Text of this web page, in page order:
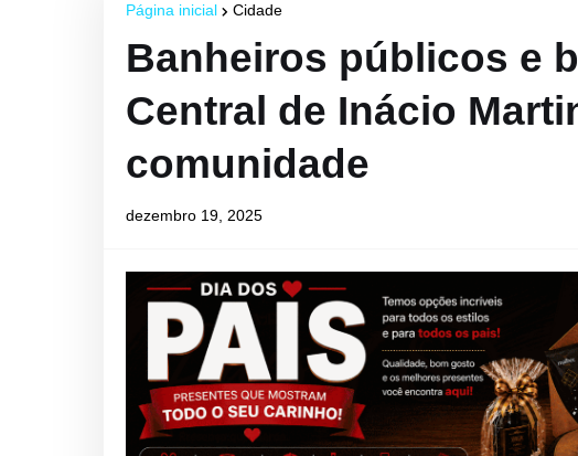
Página inicial Cidade
Banheiros públicos e
Central de Inácio
comunidade
dezembro 19, 2025